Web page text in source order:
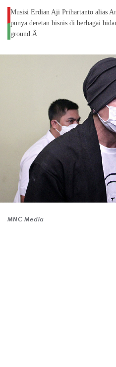
Musisi Erdian Aji Prihartanto alias
punya deretan bisnis di berbagai
ground.Â
MNC Media